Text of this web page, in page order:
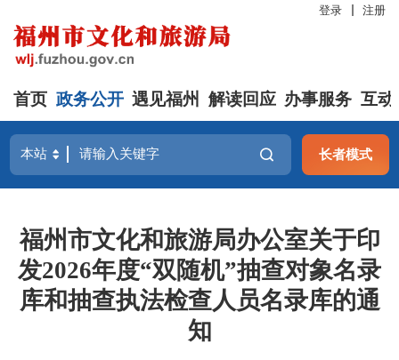
登录 注册
首页 政务公开 遇见福州 解读回应 办事服务 互动
长者模式
福州市文化和旅游局办公室关于印
发2026年度“双随机”抽查对象名录
库和抽查执法检查人员名录库的通
知